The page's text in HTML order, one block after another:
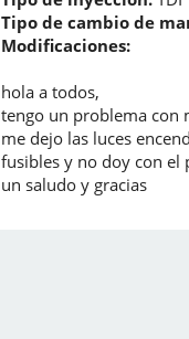
Tipo de cambio de
Modificaciones:
hola a todos,
tengo un problema con
me dejo las luces
fusibles y no doy con el
un saludo y gracias